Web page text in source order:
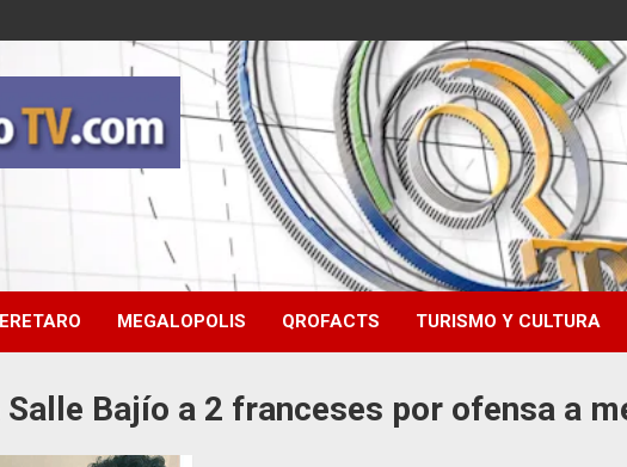
MEGALOPOLIS QROFACTS TURISMO Y CULTURA
Salle Bajío a 2 franceses por ofensa a